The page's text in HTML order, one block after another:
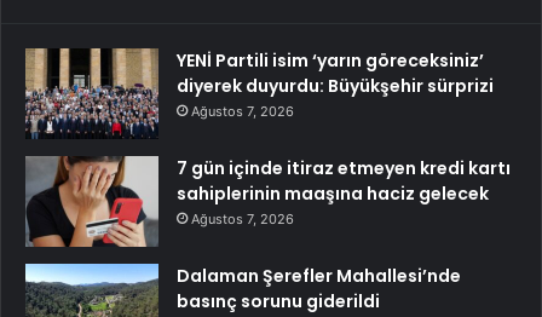
YENİ Partili isim ‘yarın göreceksiniz’
diyerek duyurdu: Büyükşehir sürprizi
Ağustos 7, 2026
7 gün içinde itiraz etmeyen kredi kartı
sahiplerinin maaşına haciz gelecek
Ağustos 7, 2026
Dalaman Şerefler Mahallesi’nde
basınç sorunu giderildi